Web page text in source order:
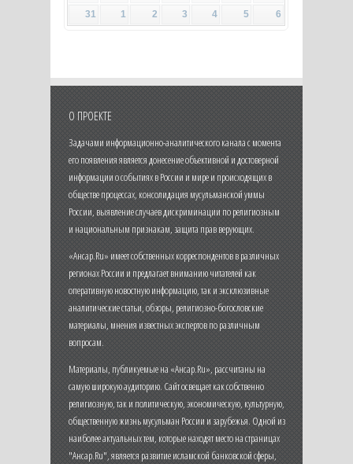
31
1 2 3 4 5 6
О ПРОЕКТЕ
Задачами информационно-аналитического канала с момента
его появления является донесение объективной и достоверной
информации о событиях в России и мире и происходящих в
обществе процессах, консолидация мусульманской уммы
России, выявление случаев дискриминации по религиозным
и национальным признакам, защита прав верующих.
«Ансар.Ru» имеет собственных корреспондентов в различных
регионах России и предлагает вниманию читателей как
оперативную новостную информацию, так и эксклюзивные
аналитические статьи, обзоры, религиозно-богословские
материалы, мнения известных экспертов по различным
вопросам.
Материалы, публикуемые на «Ансар.Ru», рассчитаны на
самую широкую аудиторию. Сайт освещает как собственно
религиозную, так и политическую, экономическую, культурную,
общественную жизнь мусульман России и зарубежья. Одной из
наиболее актуальных тем, которые находят место на страницах
"Ансар.Ru", является развитие исламской банковской сферы,